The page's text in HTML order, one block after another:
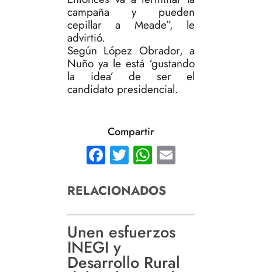
campaña y pueden
cepillar a Meade”, le
advirtió.
Según López Obrador, a
Nuño ya le está ‘gustando
la idea’ de ser el
candidato presidencial.
Compartir
Facebook
TwitterWhatsApp
RELACIONADOS
Unen esfuerzos
INEGI y
Desarrollo Rural